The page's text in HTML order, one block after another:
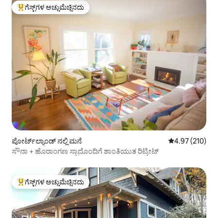
ಗೆಸ್ಟ್‌ಗಳಿಗೆ ಅತಿ ಹೆಚ್ಚು ಅಚ್ಚುಮೆಚ್ಚಿನದು
ಗೆಸ್ಟ್‌ಗಳ ಅಚ್ಚುಮೆಚ್ಚಿನದು
ಪೋರ್ಟ್‌ಲ್ಯಾಂಡ್ ನಲ್ಲಿ ಮನೆ 5 ರಲ್ಲಿ 4.97
4.97 (210)
ಸೌನಾ + ಹೊರಾಂಗಣ ಸ್ಪಾದೊಂದಿಗೆ ಶಾಂತಿಯುತ ರಿಟ್ರೀಟ್
ಗೆಸ್ಟ್‌ಗಳಿಗೆ ಅತಿ ಹೆಚ್ಚು ಅಚ್ಚುಮೆಚ್ಚಿನದು
ಗೆಸ್ಟ್‌ಗಳ ಅಚ್ಚುಮೆಚ್ಚಿನದು